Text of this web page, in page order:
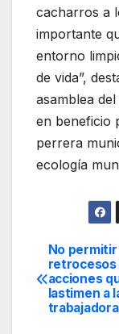
cacharros a
importante
entorno
de vida”,
asamblea
en beneficio
perrera
ecología
de
No permitir
retrocesos
acciones
lastimen a